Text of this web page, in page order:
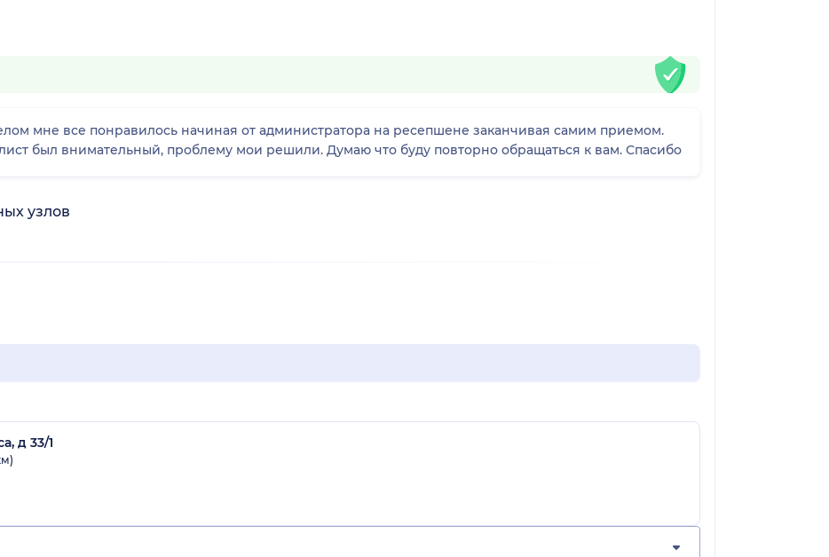
приемом.
был внимательный, проблему мои решили. Думаю что буду повторно обращаться к вам. Спасибо
узлов
д 33/1